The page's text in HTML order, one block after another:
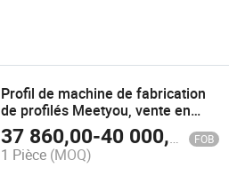
Profil de machine de fabrication
de profilés Meetyou, vente en
gros en Chine, ligne de
production de fenêtres et portes
en PVC, PE, WPC, PC, résistance
37 860,00-40 000,00 FOB
1 Pièce (MOQ)